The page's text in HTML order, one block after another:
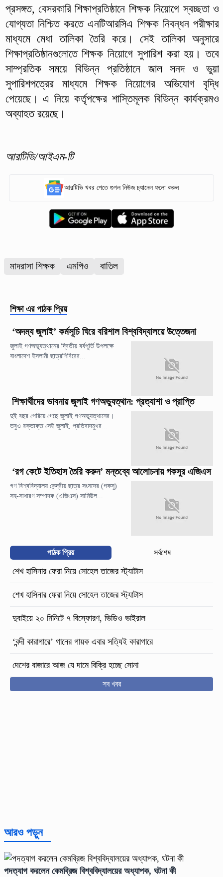
প্রসঙ্গত, বেসরকারি শিক্ষাপ্রতিষ্ঠানে শিক্ষক নিয়োগে স্বচ্ছতা ও
যোগ্যতা নিশ্চিত করতে এনটিআরসিএ শিক্ষক নিবন্ধন পরীক্ষার
মাধ্যমে মেধা তালিকা তৈরি করে। সেই তালিকা অনুসারে
শিক্ষাপ্রতিষ্ঠানগুলোতে শিক্ষক নিয়োগে সুপারিশ করা হয়। তবে
সাম্প্রতিক সময়ে বিভিন্ন প্রতিষ্ঠানে জাল সনদ ও ভুয়া
সুপারিশপত্রের মাধ্যমে শিক্ষক নিয়োগের অভিযোগ বৃদ্ধি
পেয়েছে। এ নিয়ে কর্তৃপক্ষের শাস্তিমূলক বিভিন্ন কার্যক্রমও
অব্যাহত রয়েছে।
আরটিভি/আইএম-টি
আরটিভি খবর পেতে গুগল নিউজ চ্যানেল ফলো করুন
মাদরাসা শিক্ষক এমপিও বাতিল
শিক্ষা এর পাঠক প্রিয়
‘অদম্য জুলাই’ কর্মসূচি ঘিরে বরিশাল বিশ্ববিদ্যালয়ে উত্তেজনা
জুলাই গণঅভ্যুত্থানের দ্বিতীয় বর্ষপূর্তি উপলক্ষে
বাংলাদেশ ইসলামী ছাত্রশিবিরের...
শিক্ষার্থীদের ভাবনায় জুলাই গণঅভ্যুত্থান: প্রত্যাশা ও প্রাপ্তি
দুই বছর পেরিয়ে গেছে জুলাই গণঅভ্যুত্থানের।
তবুও রক্তাক্ত সেই জুলাই, প্রতিবাদমুখর...
‘রগ কেটে ইতিহাস তৈরি করুন’ মন্তব্যে আলোচনায় গকসুর এজিএস
গণ বিশ্ববিদ্যালয় কেন্দ্রীয় ছাত্র সংসদের (গকসু)
সহ-সাধারণ সম্পাদক (এজিএস) সামিউল...
পাঠক প্রিয় সর্বশেষ
শেখ হাসিনার ফেরা নিয়ে সোহেল তাজের স্ট্যাটাস
শেখ হাসিনার ফেরা নিয়ে সোহেল তাজের স্ট্যাটাস
দুবাইয়ে ২০ মিনিটে ৭ বিস্ফোরণ, ভিডিও ভাইরাল
‘বন্দী কারাগারে’ গানের গায়ক এবার সত্যিই কারাগারে
দেশের বাজারে আজ যে দামে বিক্রি হচ্ছে সোনা
সব খবর
আরও পড়ুন
পদত্যাগ করলেন কেমব্রিজ বিশ্ববিদ্যালয়ের অধ্যাপক, ঘটনা কী